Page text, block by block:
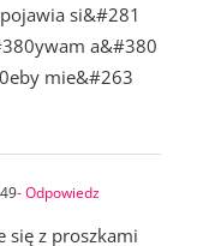
si&#281
a&#380
mie&#263
- Odpowiedz
się z proszkami